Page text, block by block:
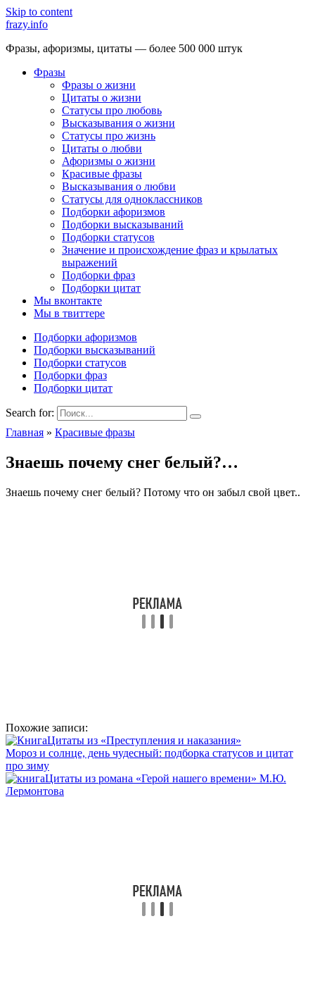
Skip to content
frazy.info
Фразы, афоризмы, цитаты — более 500 000 штук
Фразы
Фразы о жизни
Цитаты о жизни
Статусы про любовь
Высказывания о жизни
Статусы про жизнь
Цитаты о любви
Афоризмы о жизни
Красивые фразы
Высказывания о любви
Статусы для одноклассников
Подборки афоризмов
Подборки высказываний
Подборки статусов
Значение и происхождение фраз и крылатых
выражений
Подборки фраз
Подборки цитат
Мы вконтакте
Мы в твиттере
Подборки афоризмов
Подборки высказываний
Подборки статусов
Подборки фраз
Подборки цитат
Search for:
Главная » Красивые фразы
Знаешь почему снег белый?…
Знаешь почему снег белый? Потому что он забыл свой цвет..
Похожие записи:
Цитаты из «Преступления и наказания»
Мороз и солнце, день чудесный: подборка статусов и цитат
про зиму
Цитаты из романа «Герой нашего времени» М.Ю.
Лермонтова